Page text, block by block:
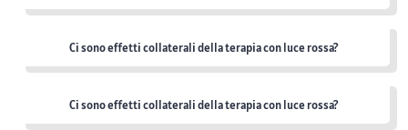
Ci sono effetti collaterali della terapia con luce rossa?
Ci sono effetti collaterali della terapia con luce rossa?